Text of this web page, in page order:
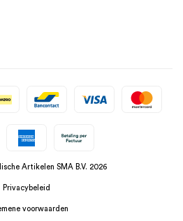
Artikelen SMA B.V. 2026
Privacybeleid
voorwaarden